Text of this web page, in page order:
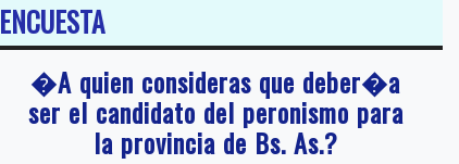
ENCUESTA
�A quien consideras que deber�a
ser el candidato del peronismo para
la provincia de Bs. As.?